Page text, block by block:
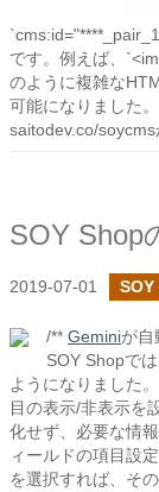
です。例えば、
のように複雑な
可能になりました
saitodev.co/soycms
2019-07-01 SOY
/** Geminiが自
SOY Shopで
ようになりました
目の表示/非表示を
化せず、必要な情
ィールドの項目設
を選択すれば、そ